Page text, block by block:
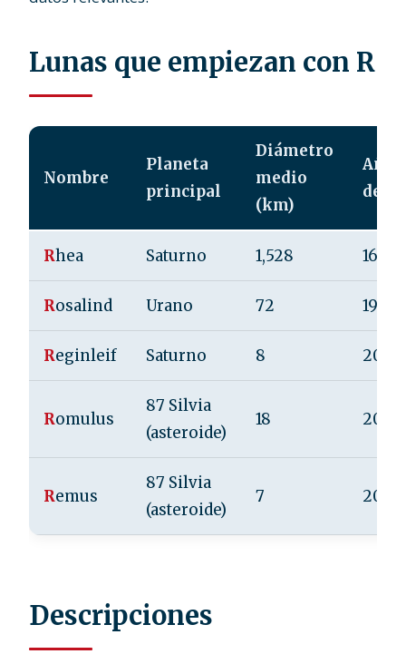
Lunas que empiezan con R
Nombre
Planeta
principal
Diámetro
medio
(km)
Año
Rhea Saturno 1,528 1672
Rosalind Urano 72 1986
Reginleif Saturno 8 2004
Romulus
87 Silvia
(asteroide)
18 2001
Remus
87 Silvia
(asteroide)
7 2004
Descripciones